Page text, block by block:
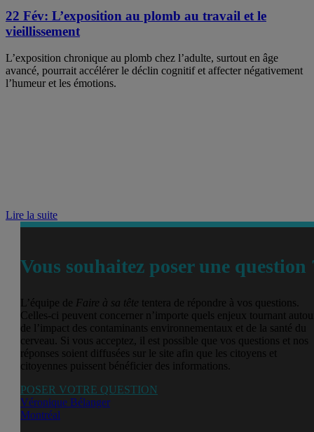
22 Fév: L’exposition au plomb au travail et le
vieillissement
L’exposition chronique au plomb chez l’adulte, surtout en âge
avancé, pourrait accélérer le déclin cognitif et affecter négativement
l’humeur et les émotions.
Lire la suite
Vous souhaitez poser une question
L’équipe de Faire à sa tête tentera de répondre à vos questions.
Celles-ci peuvent concerner n’importe quels enjeux tournant
de l’impact des contaminants environnementaux et de la santé du
cerveau. Si vous acceptez, il est possible que vos questions et nos
réponses soient diffusées sur le site afin que les citoyens et
citoyennes puissent bénéficier des informations.
POSER VOTRE QUESTION
Véronique Bélanger
Montréal